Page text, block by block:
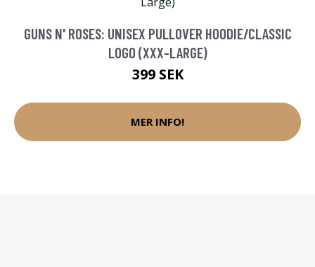
GUNS N' ROSES: UNISEX PULLOVER HOODIE/CLASSIC
LOGO (XXX-LARGE)
399 SEK
MER INFO!